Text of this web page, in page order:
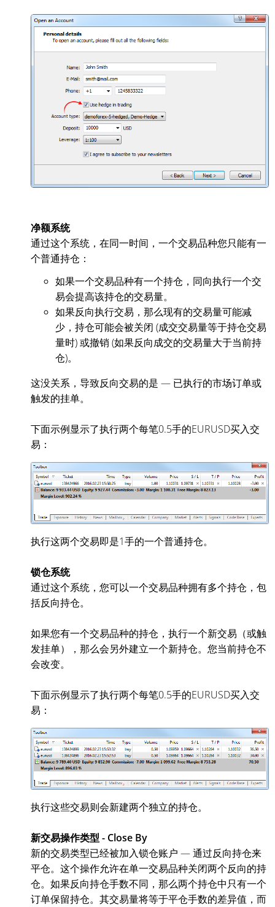
净额系统
通过这个系统，在同一时间，一个交易品种您只能有一
个普通持仓：
如果一个交易品种有一个持仓，同向执行一个交
易会提高该持仓的交易量。
如果反向执行交易，那么现有的交易量可能减
少，持仓可能会被关闭 (成交交易量等于持仓交易
量时) 或撤销 (如果反向成交的交易量大于当前持
仓)。
这没关系，导致反向交易的是 — 已执行的市场订单或
触发的挂单。
下面示例显示了执行两个每笔0.5手的EURUSD买入交
易：
执行这两个交易即是1手的一个普通持仓。
锁仓系统
通过这个系统，您可以一个交易品种拥有多个持仓，包
括反向持仓。
如果您有一个交易品种的持仓，执行一个新交易（或触
发挂单），那么会另外建立一个新持仓。您当前持仓不
会改变。
下面示例显示了执行两个每笔0.5手的EURUSD买入交
易：
执行这些交易则会新建两个独立的持仓。
新交易操作类型 - Close By
新的交易类型已经被加入锁仓账户 — 通过反向持仓来
平仓。这个操作允许在单一交易品种关闭两个反向的持
仓。如果反向持仓手数不同，那么两个持仓中只有一个
订单保留持仓。其交易量将等于平仓手数的差异值，而